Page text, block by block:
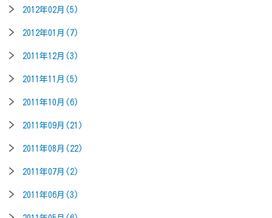
2012年02月(5)
2012年01月(7)
2011年12月(3)
2011年11月(5)
2011年10月(6)
2011年09月(21)
2011年08月(22)
2011年07月(2)
2011年06月(3)